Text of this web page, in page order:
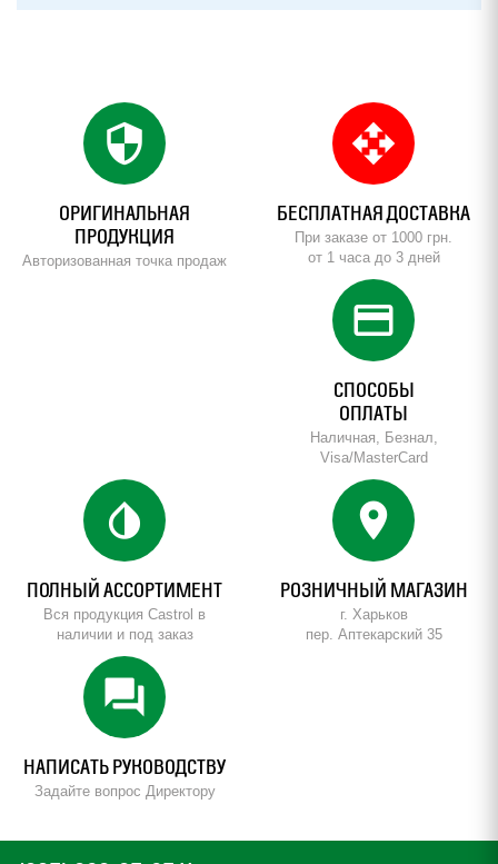
security
ОРИГИНАЛЬНАЯ
ПРОДУКЦИЯ
Авторизованная точка продаж
open_with
БЕСПЛАТНАЯ ДОСТАВКА
При заказе от 1000 грн.
от 1 часа до 3 дней
credit_card
СПОСОБЫ
ОПЛАТЫ
Наличная, Безнал,
Visa/MasterCard
invert_colors
ПОЛНЫЙ АССОРТИМЕНТ
Вся продукция Castrol в
наличии и под заказ
location_on
РОЗНИЧНЫЙ МАГАЗИН
г. Харьков
пер. Аптекарский 35
forum
НАПИСАТЬ РУКОВОДСТВУ
Задайте вопрос Директору